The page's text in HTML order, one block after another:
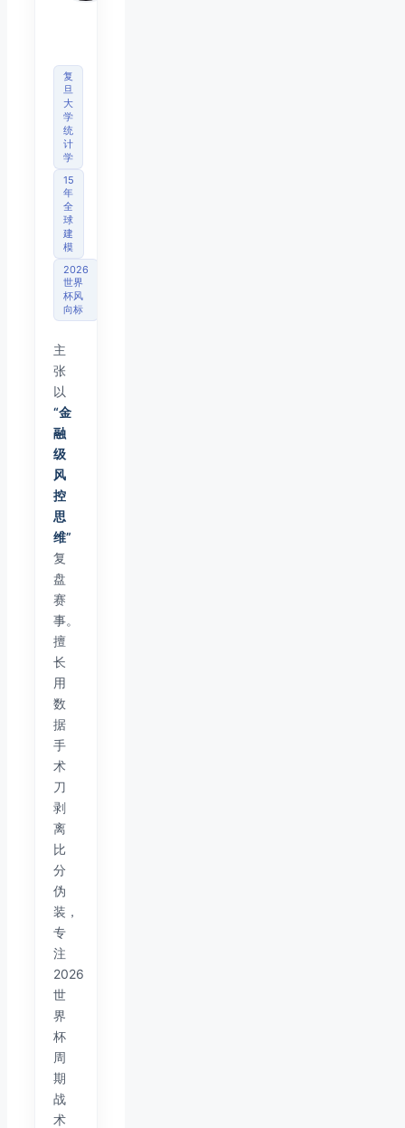
复
旦
大
学
统
计
学
15
年
全
球
建
模
2026
世界
杯风
向标
主
张
以
“金
融
级
风
控
思
维”
复
盘
赛
事。
擅
长
用
数
据
手
术
刀
剥
离
比
分
伪
装，
专
注
2026
世
界
杯
周
期
战
术